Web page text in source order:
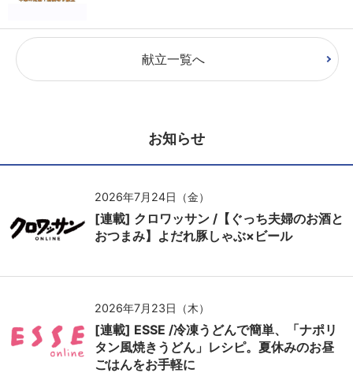
献立一覧へ
お知らせ
2026年7月24日（金）
[連載] クロワッサン /【ぐっち夫婦のお酒と
おつまみ】よだれ豚しゃぶ×ビール
2026年7月23日（木）
[連載] ESSE /冷凍うどんで簡単、「ナポリ
タン風焼きうどん」レシピ。夏休みのお昼
ごはんをお手軽に